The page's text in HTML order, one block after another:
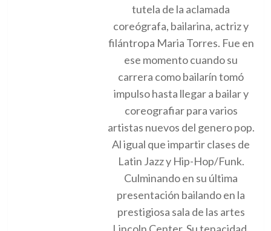
tutela de la aclamada
coreógrafa, bailarina, actriz y
filántropa Maria Torres. Fue en
ese momento cuando su
carrera como bailarín tomó
impulso hasta llegar a bailar y
coreografiar para varios
artistas nuevos del genero pop.
Al igual que impartir clases de
Latin Jazz y Hip-Hop/Funk.
Culminando en su última
presentación bailando en la
prestigiosa sala de las artes